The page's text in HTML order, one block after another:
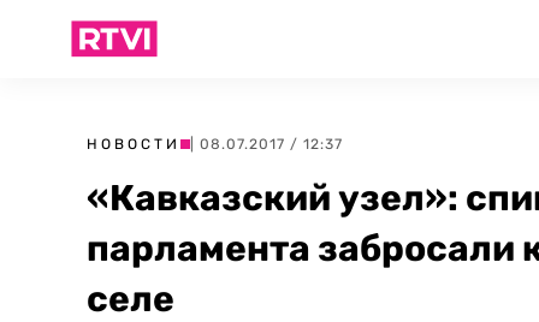
НОВОСТИ | 08.07.2017 / 12:37
«Кавказский узел»:
парламента забросали
селе